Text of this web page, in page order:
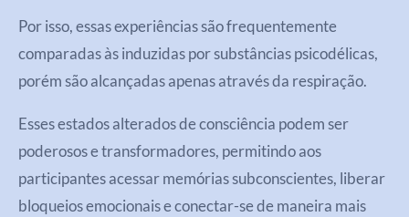
Por isso, essas experiências são frequentemente
comparadas às induzidas por substâncias psicodélicas,
porém são alcançadas apenas através da respiração.
Esses estados alterados de consciência podem ser
poderosos e transformadores, permitindo aos
participantes acessar memórias subconscientes, liberar
bloqueios emocionais e conectar-se de maneira mais